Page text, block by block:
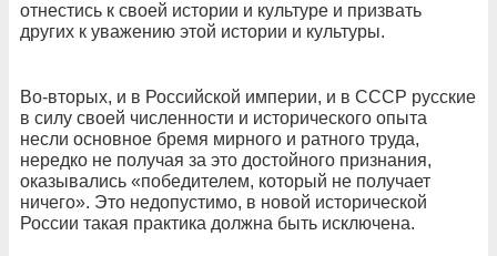
отнестись к своей истории и культуре и призвать
других к уважению этой истории и культуры.
Во-вторых, и в Российской империи, и в СССР русские
в силу своей численности и исторического опыта
несли основное бремя мирного и ратного труда,
нередко не получая за это достойного признания,
оказывались «победителем, который не получает
ничего». Это недопустимо, в новой исторической
России такая практика должна быть исключена.